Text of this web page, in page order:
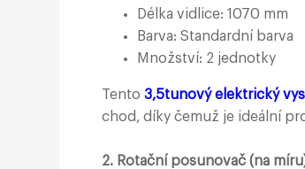
Délka vidlice: 1070 mm
Barva: Standardní barva
Množství: 2 jednotky
Tento3,5tunový elektrický
chod, díky čemuž je ideální
2. Rotační posunovač (na